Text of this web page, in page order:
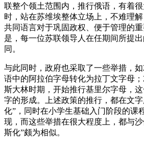
联整个领土范围内，推行俄语，有着
时，站在苏维埃整体立场上，不难理
共同语言对于巩固政权、便于管理的
是，每一位苏联领导人在任期间所提
同。
与此同时，政府也采取了一些举措，
语中的阿拉伯字母转化为拉丁文字母
斯大林时期，开始推行基里尔字母，
字的形成。上述政策的推行，都在文
化”，同时在小学生基础入门阶段的课
现，而这些举措在很大程度上，都与
斯化”颇为相似。